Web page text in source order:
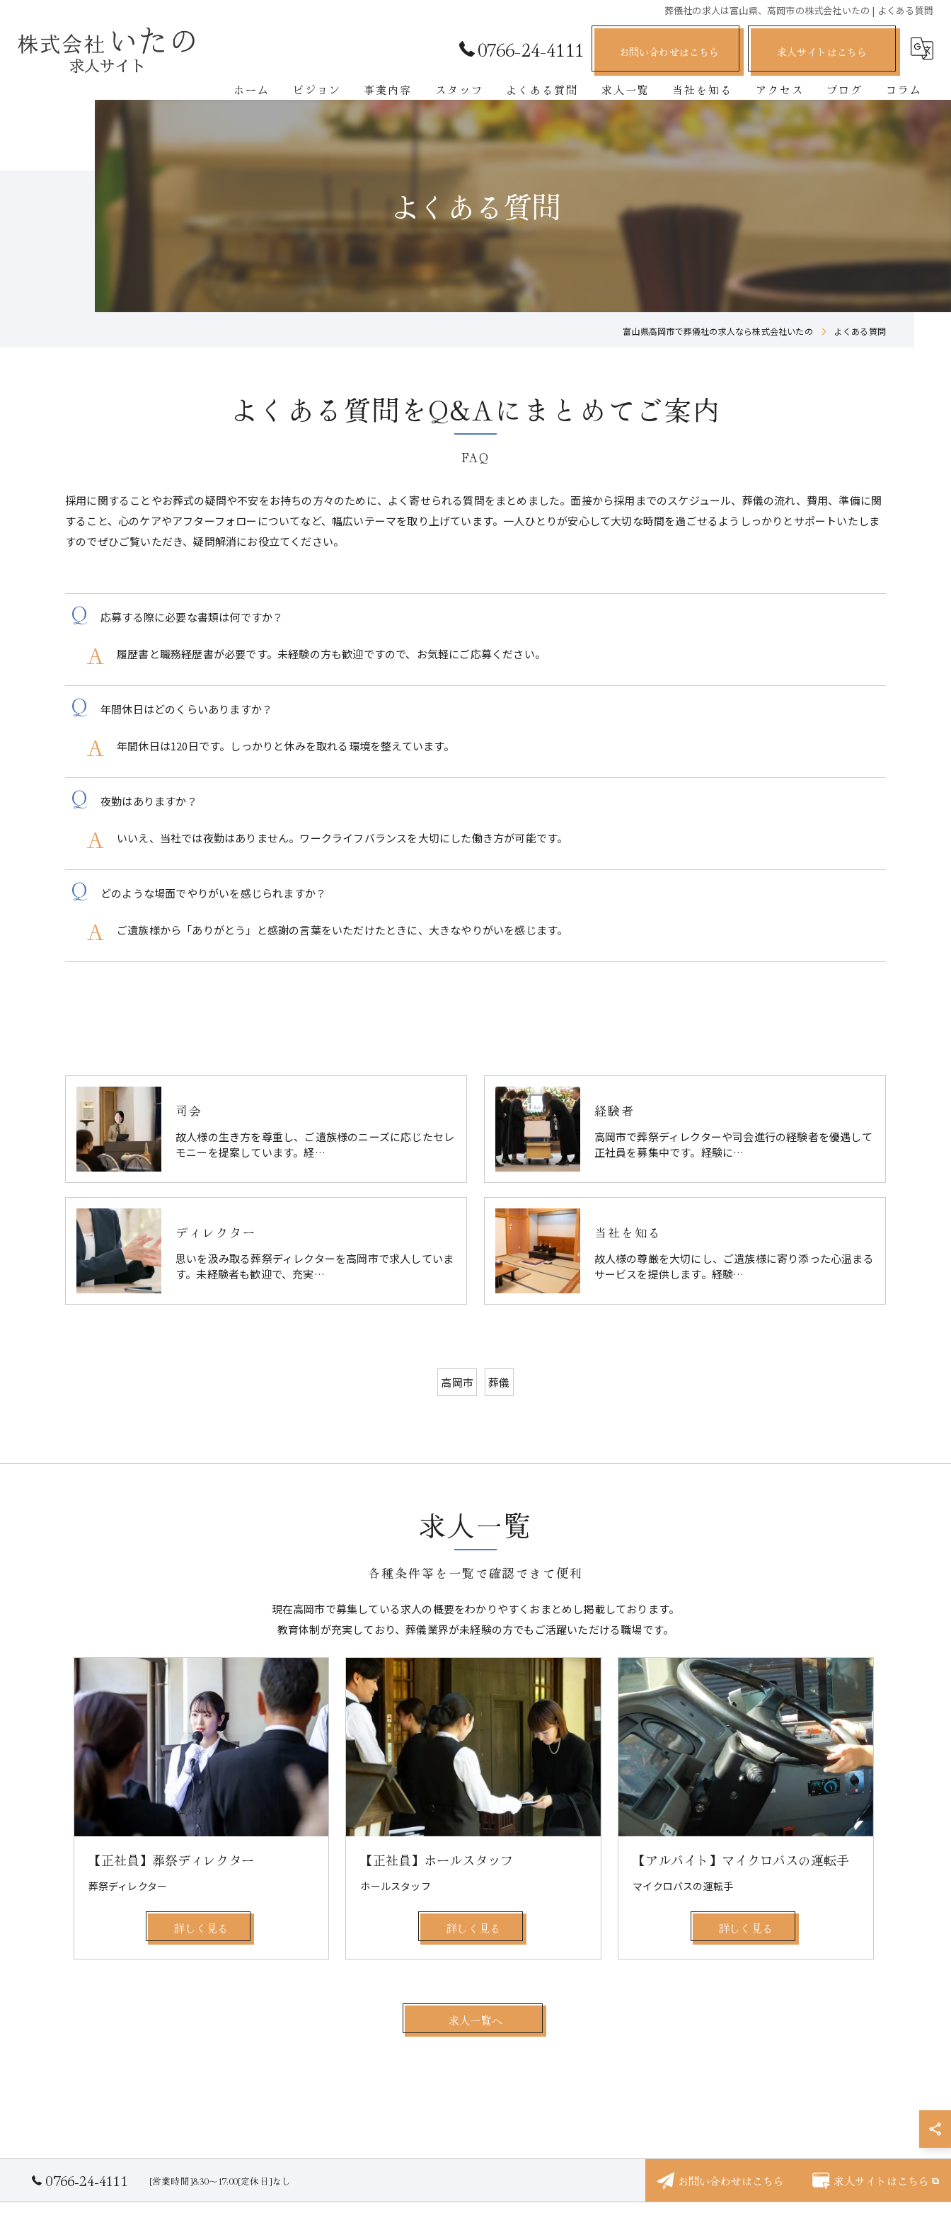
葬儀社の求人は富山県、高岡市の株式会社いたの | よくある質問
0766-24-4111 お問い合わせはこちら 求人サイトはこちら
ホーム ビジョン 事業内容 スタッフ よくある質問 求人一覧 当社を知る
正社員
アクセス ブログ コラム
よくある質問
富山県高岡市で葬儀社の求人なら株式会社いたの よくある質問
よくある質問をQ&Aにまとめてご案内
FAQ
採用に関することやお葬式の疑問や不安をお持ちの方々のために、よく寄せられる質問をまとめました。面接から採用までのスケジュール、葬儀の流れ、費用、準備に関
すること、心のケアやアフターフォローについてなど、幅広いテーマを取り上げています。一人ひとりが安心して大切な時間を過ごせるようしっかりとサポートいたしま
すのでぜひご覧いただき、疑問解消にお役立てください。
応募する際に必要な書類は何ですか？
履歴書と職務経歴書が必要です。未経験の方も歓迎ですので、お気軽にご応募ください。
年間休日はどのくらいありますか？
年間休日は120日です。しっかりと休みを取れる環境を整えています。
夜勤はありますか？
いいえ、当社では夜勤はありません。ワークライフバランスを大切にした働き方が可能です。
どのような場面でやりがいを感じられますか？
ご遺族様から「ありがとう」と感謝の言葉をいただけたときに、大きなやりがいを感じます。
司会
故人様の生き方を尊重し、ご遺族様のニーズに応じたセレ
モニーを提案しています。経…
経験者
高岡市で葬祭ディレクターや司会進行の経験者を優遇して
正社員を募集中です。経験に…
ディレクター
思いを汲み取る葬祭ディレクターを高岡市で求人していま
す。未経験者も歓迎で、充実…
当社を知る
故人様の尊厳を大切にし、ご遺族様に寄り添った心温まる
サービスを提供します。経験…
高岡市 葬儀
求人一覧
各種条件等を一覧で確認できて便利
現在高岡市で募集している求人の概要をわかりやすくおまとめし掲載しております。
教育体制が充実しており、葬儀業界が未経験の方でもご活躍いただける職場です。
【正社員】葬祭ディレクター
葬祭ディレクター
詳しく見る
【正社員】ホールスタッフ
ホールスタッフ
詳しく見る
【アルバイト】マイクロバスの運転手
マイクロバスの運転手
詳しく見る
求人一覧へ
0766-24-4111 [営業時間]8:30～17:00[定休日]なし お問い合わせはこちら 求人サイトはこちら